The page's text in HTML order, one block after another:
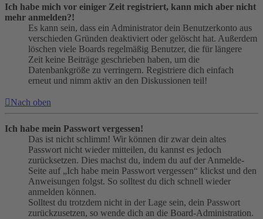
Ich habe mich vor einiger Zeit registriert, kann mich aber nicht
mehr anmelden?!
Es kann sein, dass ein Administrator dein Benutzerkonto aus
verschieden Gründen deaktiviert oder gelöscht hat. Außerdem
löschen viele Boards regelmäßig Benutzer, die für längere
Zeit keine Beiträge geschrieben haben, um die
Datenbankgröße zu verringern. Registriere dich einfach
erneut und nimm aktiv an den Diskussionen teil!
Nach oben
Ich habe mein Passwort vergessen!
Das ist nicht schlimm! Wir können dir zwar dein altes
Passwort nicht wieder mitteilen, du kannst es jedoch
zurücksetzen. Dies machst du, indem du auf der Anmelde-
Seite auf „Ich habe mein Passwort vergessen“ klickst und den
Anweisungen folgst. So solltest du dich schnell wieder
anmelden können.
Solltest du trotzdem nicht in der Lage sein, dein Passwort
zurückzusetzen, so wende dich an die Board-Administration.